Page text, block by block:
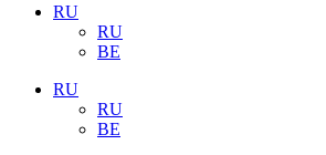
RU
RU
BE
RU
RU
BE